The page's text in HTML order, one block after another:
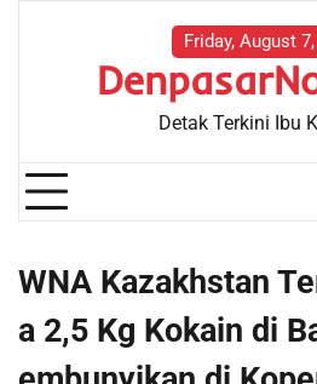
Friday, August
Detak Terkini Ibu
WNA Kazakhstan
a 2,5 Kg Kokain di